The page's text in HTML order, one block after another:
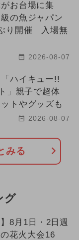
お台場に集
の魚ジャパン
り開催 入場無
2026-08-07
「ハイキュー!!
」親子で超体
トやグッズも
2026-08-07
みる
グ
】8月1日・2日週
花火大会16